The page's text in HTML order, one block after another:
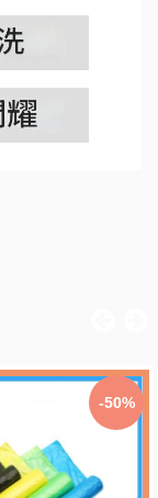
-50%